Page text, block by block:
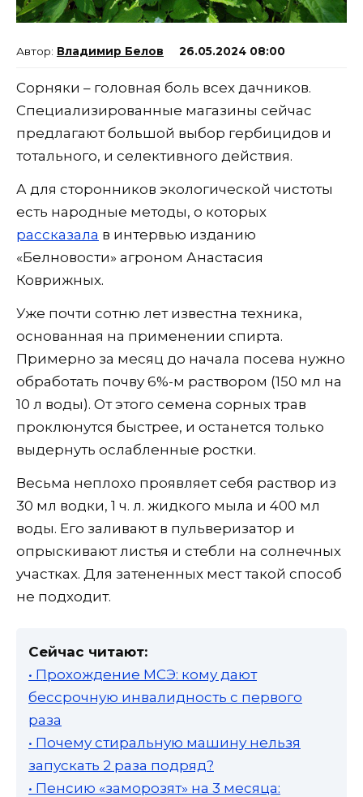
Владимир Белов 26.05.2024 08:00
Сорняки – головная боль всех дачников.
Специализированные магазины сейчас
предлагают большой выбор гербицидов и
тотального, и селективного действия.
А для сторонников экологической чистоты
есть народные методы, о которых
рассказала в интервью изданию
«Белновости» агроном Анастасия
Коврижных.
Уже почти сотню лет известна техника,
основанная на применении спирта.
Примерно за месяц до начала посева нужно
обработать почву 6%-м раствором (150 мл на
10 л воды). От этого семена сорных трав
проклюнутся быстрее, и останется только
выдернуть ослабленные ростки.
Весьма неплохо проявляет себя раствор из
30 мл водки, 1 ч. л. жидкого мыла и 400 мл
воды. Его заливают в пульверизатор и
опрыскивают листья и стебли на солнечных
участках. Для затененных мест такой способ
не подходит.
Сейчас читают:
• Прохождение МСЭ: кому дают
бессрочную инвалидность с первого
раза
• Почему стиральную машину нельзя
запускать 2 раза подряд?
• Пенсию «заморозят» на 3 месяца: